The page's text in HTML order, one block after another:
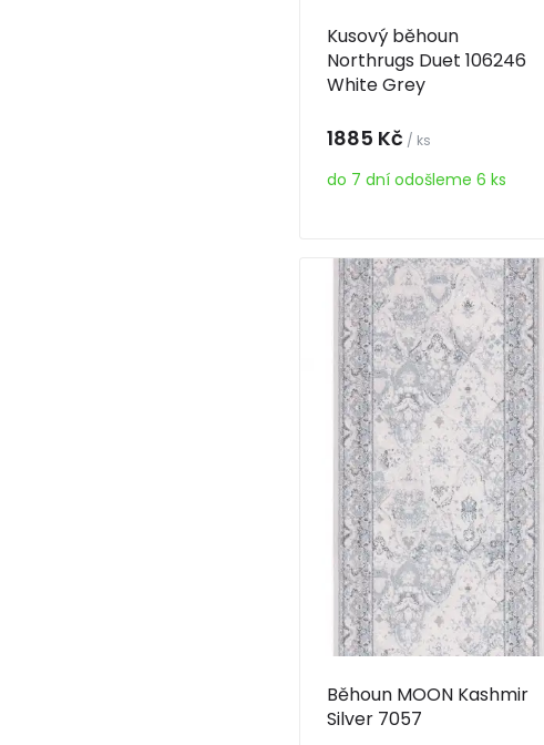
Kusový běhoun
Northrugs Duet 106246
White Grey
1885 Kč / ks
do 7 dní odošleme 6 ks
Běhoun MOON Kashmir
Silver 7057